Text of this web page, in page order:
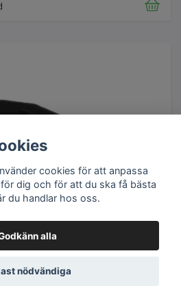
cookies för att anpassa
dig och för att du ska få bästa
du handlar hos oss.
alla
nödvändiga